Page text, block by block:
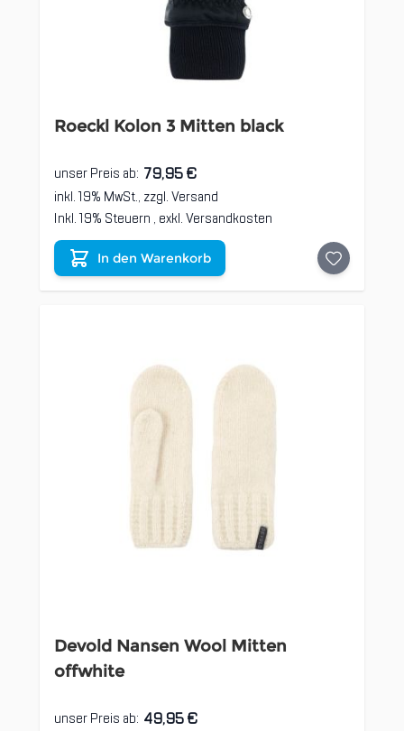
Roeckl Kolon 3 Mitten black
unser Preis ab: 79,95 €
inkl. 19% MwSt., zzgl.Versand
Inkl. 19% Steuern , exkl.Versandkosten
In den Warenkorb
Devold Nansen Wool Mitten
offwhite
unser Preis ab: 49,95 €